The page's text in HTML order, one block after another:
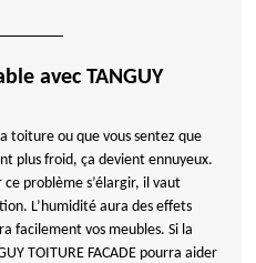
avec TANGUY
toiture ou que vous sentez que
plus froid, ça devient ennuyeux.
ce problème s’élargir, il vaut
L’humidité aura des effets
facilement vos meubles. Si la
TOITURE FACADE pourra aider